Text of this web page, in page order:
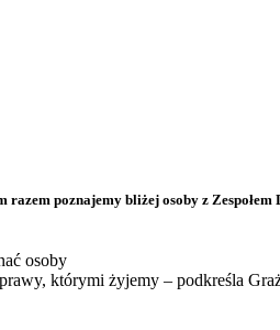
razem poznajemy bliżej osoby z
osoby
którymi żyjemy – podkreśla